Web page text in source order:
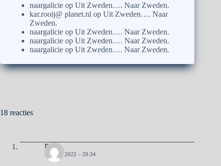
naargalicie op Uit Zweden…. Naar Zweden.
kar.rooij@ planet.nl op Uit Zweden…. Naar
Zweden.
naargalicie op Uit Zweden…. Naar Zweden.
naargalicie op Uit Zweden…. Naar Zweden.
naargalicie op Uit Zweden…. Naar Zweden.
18 reacties
Pa
18 JULI 2022 – 20:34